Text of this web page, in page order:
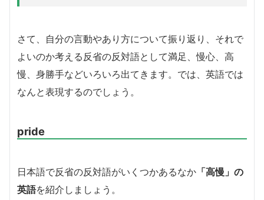
さて、自分の言動やあり方について振り返り、それで
よいのか考える反省の反対語として満足、慢心、高
慢、身勝手などいろいろ出てきます。では、英語では
なんと表現するのでしょう。
pride
日本語で反省の反対語がいくつかあるなか 「高慢」の
英語を紹介しましょう。